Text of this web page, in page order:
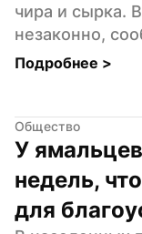
чира и сырка.
незаконно,
Подробнее >
Общество
У
недель,
для